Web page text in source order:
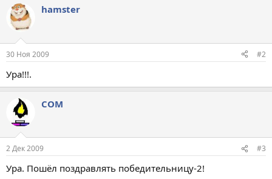
hamster
30 Ноя 2009 #2
Ура!!!.
COM
2 Дек 2009 #3
Ура. Пошёл поздравлять победительницу-2!